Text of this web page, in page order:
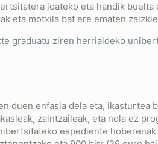
joateko eta handik
eta motxila bat ere ematen
graduatu ziren herrialdeko
duen enfasia dela eta,
zaintzaileak, eta nola ez
espediente